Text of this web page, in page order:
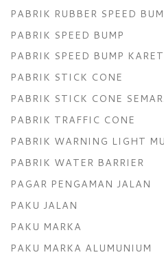
PABRIK RUBBER SPEED
PABRIK SPEED BUMP
PABRIK SPEED BUMP KARET
PABRIK STICK CONE
PABRIK STICK CONE
PABRIK TRAFFIC CONE
PABRIK WARNING LIGHT
PABRIK WATER BARRIER
PAGAR PENGAMAN JALAN
PAKU JALAN
PAKU MARKA
PAKU MARKA ALUMUNIUM